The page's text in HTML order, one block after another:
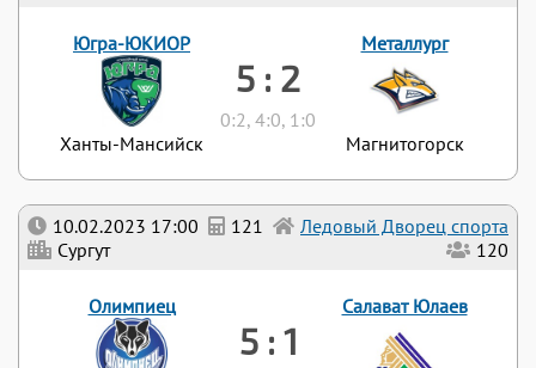
10.02.2023 17:00 121
Ледовый Дворец спорта
Сургут
120
Олимпиец
5 : 1
Салават Юлаев
Югра-ЮКИОР
Ханты-Мансийск
5 : 2
0:2, 4:0, 1:0
Металлург
Магнитогорск